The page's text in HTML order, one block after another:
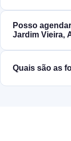
Posso
Jardim Vieira,
Quais são as